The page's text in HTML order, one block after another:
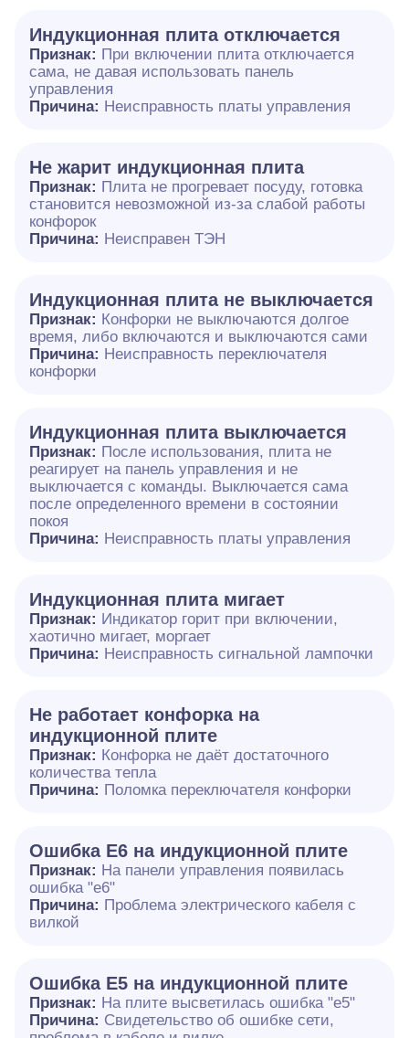
Индукционная плита отключается
Признак: При включении плита отключается
сама, не давая использовать панель
управления
Причина: Неисправность платы управления
Не жарит индукционная плита
Признак: Плита не прогревает посуду, готовка
становится невозможной из-за слабой работы
конфорок
Причина: Неисправен ТЭН
Индукционная плита не выключается
Признак: Конфорки не выключаются долгое
время, либо включаются и выключаются сами
Причина: Неисправность переключателя
конфорки
Индукционная плита выключается
Признак: После использования, плита не
реагирует на панель управления и не
выключается с команды. Выключается сама
после определенного времени в состоянии
покоя
Причина: Неисправность платы управления
Индукционная плита мигает
Признак: Индикатор горит при включении,
хаотично мигает, моргает
Причина: Неисправность сигнальной лампочки
Не работает конфорка на
индукционной плите
Признак: Конфорка не даёт достаточного
количества тепла
Причина: Поломка переключателя конфорки
Ошибка E6 на индукционной плите
Признак: На панели управления появилась
ошибка "e6"
Причина: Проблема электрического кабеля с
вилкой
Ошибка Е5 на индукционной плите
Признак: На плите высветилась ошибка "е5"
Причина: Свидетельство об ошибке сети,